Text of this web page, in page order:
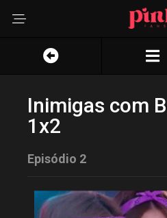
Inimigas com
1x2
Episódio 2